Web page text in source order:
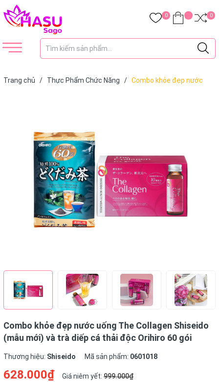
0 0
Trang chủ / Thực Phẩm Chức Năng / Combo khỏe đẹp nước
Combo khỏe đẹp nước uống The Collagen Shiseido
(mẫu mới) và trà diếp cá thải độc Orihiro 60 gói
Thương hiệu: Shiseido Mã sản phẩm: 0601018
628.000₫ Giá niêm yết: 999.000₫